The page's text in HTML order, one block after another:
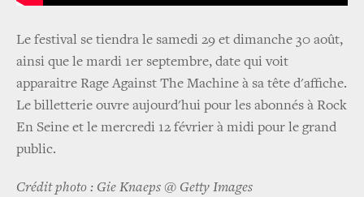
Le festival se tiendra le samedi 29 et dimanche 30 août,
ainsi que le mardi 1er septembre, date qui voit
apparaitre Rage Against The Machine à sa tête d'affiche.
Le billetterie ouvre aujourd'hui pour les abonnés à Rock
En Seine et le mercredi 12 février à midi pour le grand
public.
Crédit photo : Gie Knaeps @ Getty Images